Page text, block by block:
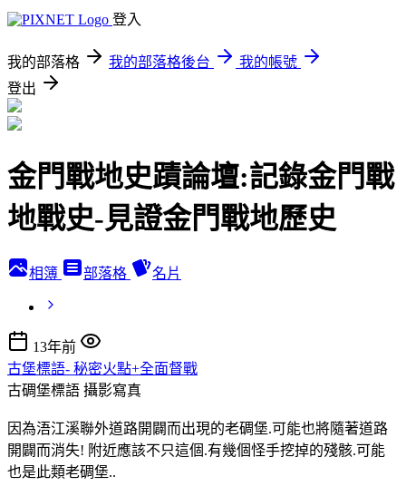
登入
我的部落格 我的部落格後台
我的帳號
登出
金門戰地史蹟論壇:記錄金門戰
地戰史-見證金門戰地歷史
相簿 部落格 名片
13年前
古堡標語- 秘密火點+全面督戰
古碉堡標語 攝影寫真
因為浯江溪聯外道路開闢而出現的老碉堡.可能也將隨著道路
開闢而消失! 附近應該不只這個.有幾個怪手挖掉的殘骸.可能
也是此類老碉堡..